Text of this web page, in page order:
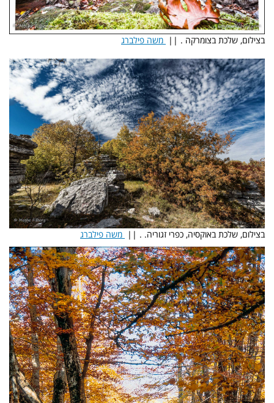
בצילום, שלכת בצומרקה . || משה פילברג
בצילום, שלכת באוקסיה, כפרי זגוריה. . || משה פילברג